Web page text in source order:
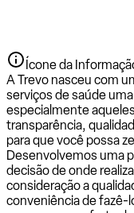
Ícone da
A Trevo nasceu com
serviços de saúde
especialmente
transparência,
para que você possa
Desenvolvemos uma
decisão de onde
consideração a
conveniência de fazê-